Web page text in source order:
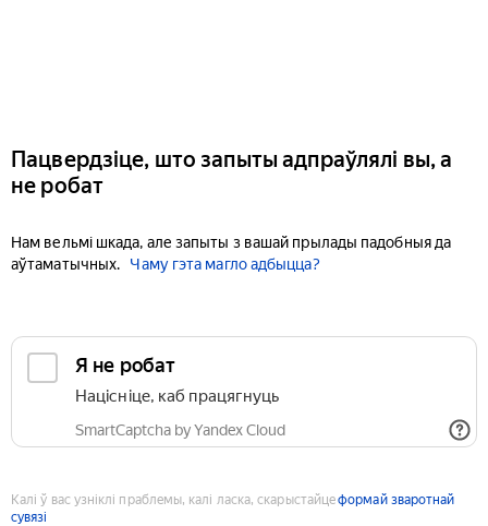
Пацвердзіце, што запыты адпраўлялі вы, а
не робат
Нам вельмі шкада, але запыты з вашай прылады падобныя да
аўтаматычных.
Чаму гэта магло адбыцца?
Я не робат
Націсніце, каб працягнуць
SmartCaptcha by Yandex Cloud
Калі ў вас узніклі праблемы, калі ласка, скарыстайцеформай зваротнай
сувязі